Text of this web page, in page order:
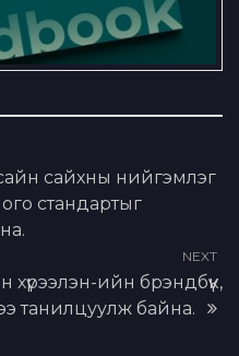
сайхны нийгэмлэг
стандартыг
NEXT
ийн брэндбүүк,
танилцуулж байна.